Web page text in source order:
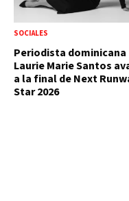
SOCIALES
Periodista dominicana
Laurie Marie Santos
a la final de Next
Star 2026